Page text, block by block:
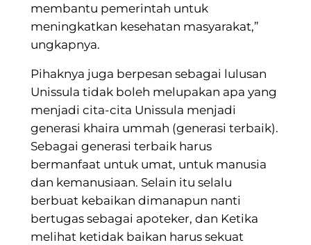
membantu pemerintah untuk
meningkatkan kesehatan masyarakat,”
ungkapnya.
Pihaknya juga berpesan sebagai lulusan
Unissula tidak boleh melupakan apa yang
menjadi cita-cita Unissula menjadi
generasi khaira ummah (generasi terbaik).
Sebagai generasi terbaik harus
bermanfaat untuk umat, untuk manusia
dan kemanusiaan. Selain itu selalu
berbuat kebaikan dimanapun nanti
bertugas sebagai apoteker, dan Ketika
melihat ketidak baikan harus sekuat